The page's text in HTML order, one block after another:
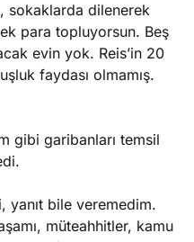
sokaklarda dilenerek
para topluyorsun. Beş
evin yok. Reis’in 20
faydası olmamış.
gibi garibanları temsil
yanıt bile veremedim.
müteahhitler, kamu